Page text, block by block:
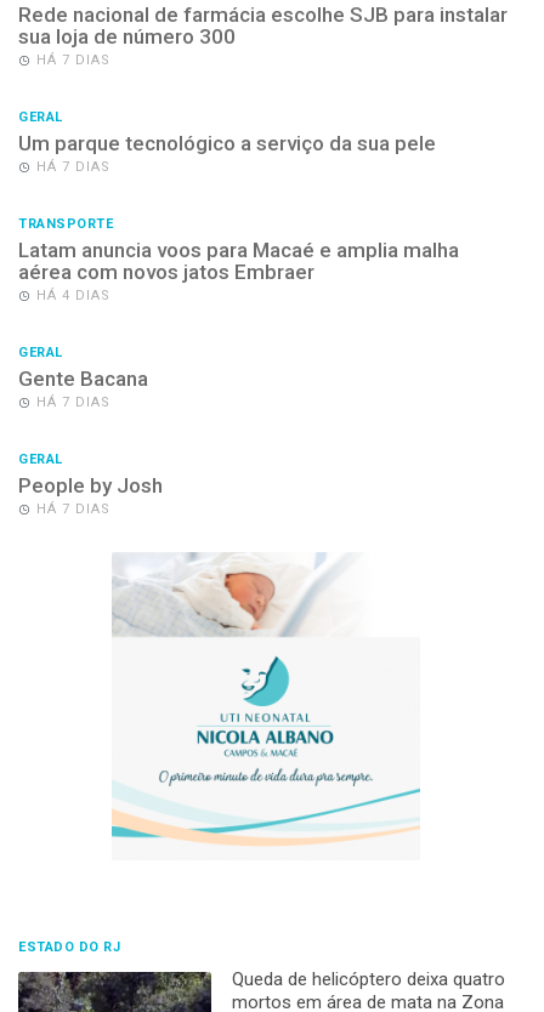
Rede nacional de farmácia escolhe SJB para instalar
sua loja de número 300
HÁ 7 DIAS
GERAL
Um parque tecnológico a serviço da sua pele
HÁ 7 DIAS
TRANSPORTE
Latam anuncia voos para Macaé e amplia malha
aérea com novos jatos Embraer
HÁ 4 DIAS
GERAL
Gente Bacana
HÁ 7 DIAS
GERAL
People by Josh
HÁ 7 DIAS
ESTADO DO RJ
Queda de helicóptero deixa quatro
mortos em área de mata na Zona